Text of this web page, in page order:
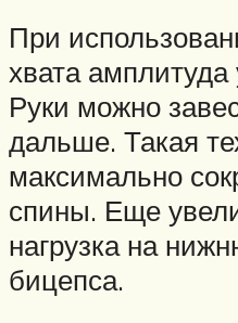
При
хвата амплитуда
Руки можно
дальше. Такая
максимально
спины. Еще
нагрузка на
бицепса.